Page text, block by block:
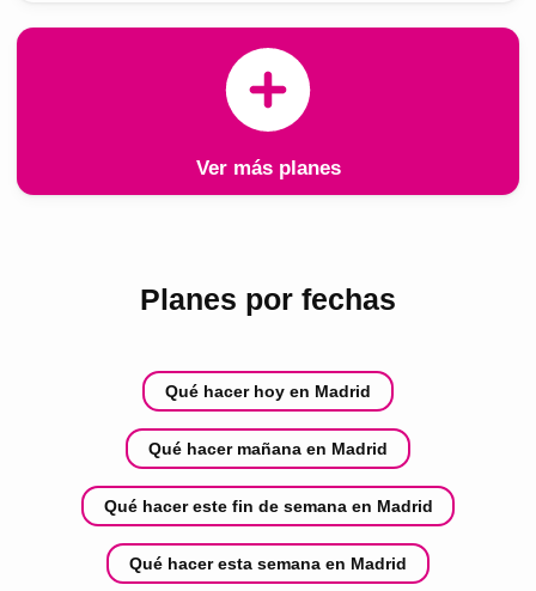
Ver más planes
Planes por fechas
Qué hacer hoy en Madrid
Qué hacer mañana en Madrid
Qué hacer este fin de semana en Madrid
Qué hacer esta semana en Madrid